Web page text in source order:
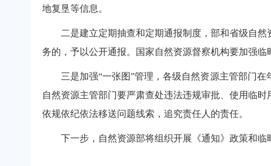
地复垦等信息。
二是建立定期抽查和定期通报制度，部和省级自然
务的，予以公开通报。国家自然资源督察机构要加强
三是加强“一张图”管理，各级自然资源主管部门在
自然资源主管部门要严肃查处违法违规审批、使用临
依规依纪依法移送问题线索，追究责任人的责任。
下一步，自然资源部将组织开展《通知》政策和临